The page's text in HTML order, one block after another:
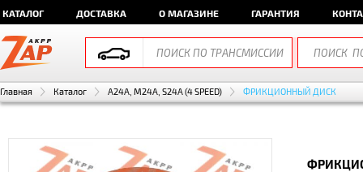
КАТАЛОГ ДОСТАВКА О МАГАЗИНЕ ГАРАНТИЯ
Главная Каталог A24A, M24A, S24A (4 SPEED) ФРИКЦИОННЫЙ ДИСК